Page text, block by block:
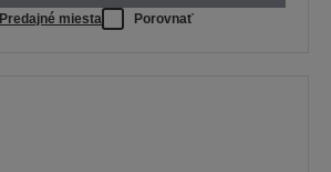
Predajné miesta Porovnať